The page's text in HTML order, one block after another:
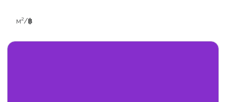
м²/฿